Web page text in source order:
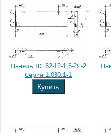
Панель ПС 62-12-1,6-2Я-2
Серия 1.030.1-1
Купить